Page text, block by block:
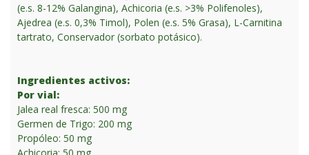
(e.s. 8-12% Galangina), Achicoria (e.s. >3% Polifenoles),
Ajedrea (e.s. 0,3% Timol), Polen (e.s. 5% Grasa), L-Carnitina
tartrato, Conservador (sorbato potásico).
Ingredientes activos:
Por vial:
Jalea real fresca: 500 mg
Germen de Trigo: 200 mg
Propóleo: 50 mg